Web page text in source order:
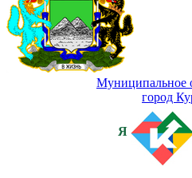
Муниципальное
город
Я